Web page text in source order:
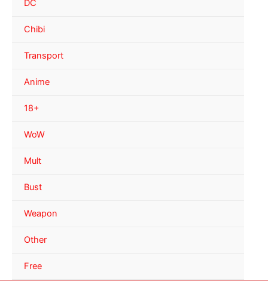
DC
Chibi
Transport
Anime
18+
WoW
Mult
Bust
Weapon
Other
Free